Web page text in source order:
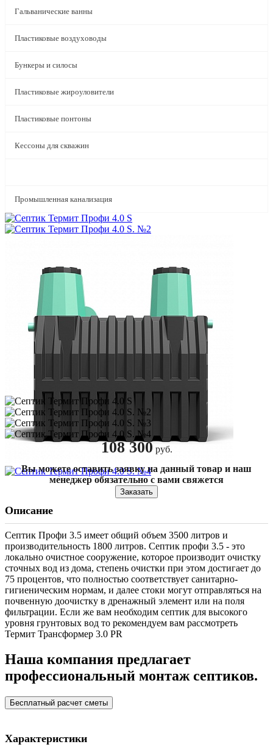
Гальванические ванны
Пластиковые воздуховоды
Бункеры и силосы
Пластиковые жироуловители
Пластиковые понтоны
Кессоны для скважин
Промышленная канализация
108 300 руб.
Вы можете оставить заявку на данный товар и наш
менеджер обязательно с вами свяжется
Заказать
Описание
Септик Профи 3.5 имеет общий объем 3500 литров и
производительность 1800 литров. Септик профи 3.5 - это
локально очистное сооружение, которое производит очистку
сточных вод из дома, степень очистки при этом достигает до
75 процентов, что полностью соответствует санитарно-
гигиеническим нормам, и далее стоки могут отправляться на
почвенную доочистку в дренажный элемент или на поля
фильтрации. Если же вам необходим септик для высокого
уровня грунтовых вод то рекомендуем вам рассмотреть
Термит Трансформер 3.0 PR
Наша компания предлагает
профессиональный монтаж септиков.
Бесплатный расчет сметы
Характеристики